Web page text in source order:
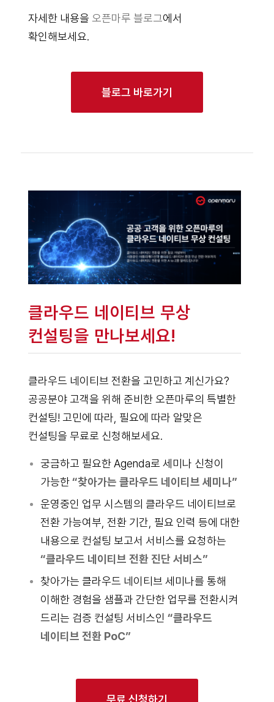
자세한 내용을 오픈마루 블로그에서
확인해보세요.
블로그 바로가기
클라우드 네이티브 무상
컨설팅을 만나보세요!
클라우드 네이티브 전환을 고민하고 계신가요?
공공분야 고객을 위해 준비한 오픈마루의 특별한
컨설팅! 고민에 따라, 필요에 따라 알맞은
컨설팅을 무료로 신청해보세요.
궁금하고 필요한 Agenda로 세미나 신청이
가능한“찾아가는 클라우드 네이티브 세미나”
운영중인 업무 시스템의 클라우드 네이티브로
전환 가능여부, 전환 기간, 필요 인력 등에 대한
내용으로 컨설팅 보고서 서비스를 요청하는
“클라우드 네이티브 전환 진단 서비스”
찾아가는 클라우드 네이티브 세미나를 통해
이해한 경험을 샘플과 간단한 업무를 전환시켜
드리는 검증 컨설팅 서비스인 “클라우드
네이티브 전환 PoC”